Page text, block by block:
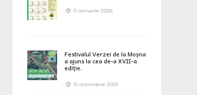
11 ianuarie 2026
Festivalul Verzei de la Moșna
a ajuns la cea de-a XVII-a
ediție.
10 octombrie 2025